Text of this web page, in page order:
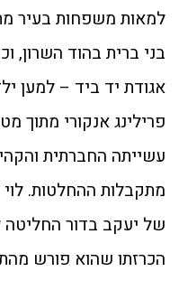
למאות משפחות בעיר
בני ברית בהוד השרון,
אגודת יד ביד – למען
פרילינג אנקורי מתוך
עשייתה החברתית
מתקבלות ההחלטות.
של יעקב בדור החליטה
הכרזתו שהוא פורש